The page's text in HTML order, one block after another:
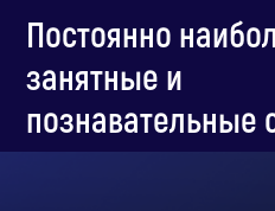
Постоянно
занятные и
познавательные